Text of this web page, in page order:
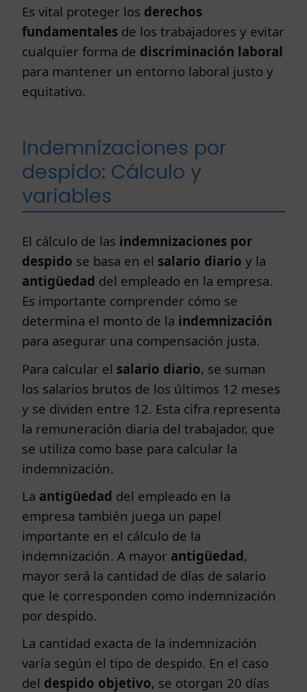
Es vital proteger los derechos
fundamentales de los trabajadores y evitar
cualquier forma de discriminación laboral
para mantener un entorno laboral justo y
equitativo.
Indemnizaciones por
despido: Cálculo y
variables
El cálculo de las indemnizaciones por
despido se basa en el salario diario y la
antigüedad del empleado en la empresa.
Es importante comprender cómo se
determina el monto de la indemnización
para asegurar una compensación justa.
Para calcular el salario diario, se suman
los salarios brutos de los últimos 12 meses
y se dividen entre 12. Esta cifra representa
la remuneración diaria del trabajador, que
se utiliza como base para calcular la
indemnización.
La antigüedad del empleado en la
empresa también juega un papel
importante en el cálculo de la
indemnización. A mayor antigüedad,
mayor será la cantidad de días de salario
que le corresponden como indemnización
por despido.
La cantidad exacta de la indemnización
varía según el tipo de despido. En el caso
del despido objetivo, se otorgan 20 días